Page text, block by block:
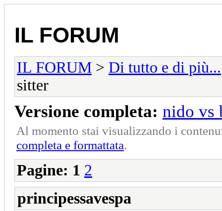
IL FORUM
IL FORUM > Di tutto e di più...
sitter
Versione completa: nido vs
Al momento stai visualizzando i
completa e formattata.
Pagine: 1 2
principessavespa